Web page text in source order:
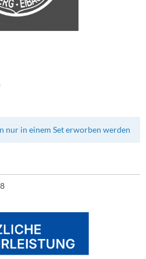
nur in einem Set erworben werden